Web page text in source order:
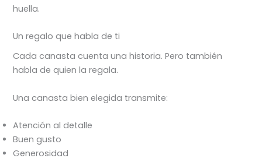
huella.
Un regalo que habla de ti
Cada canasta cuenta una historia. Pero también
habla de quien la regala.
Una canasta bien elegida transmite:
Atención al detalle
Buen gusto
Generosidad